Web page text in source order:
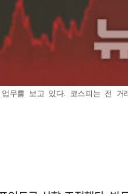
를 보고 있다. 코스피는 전 거